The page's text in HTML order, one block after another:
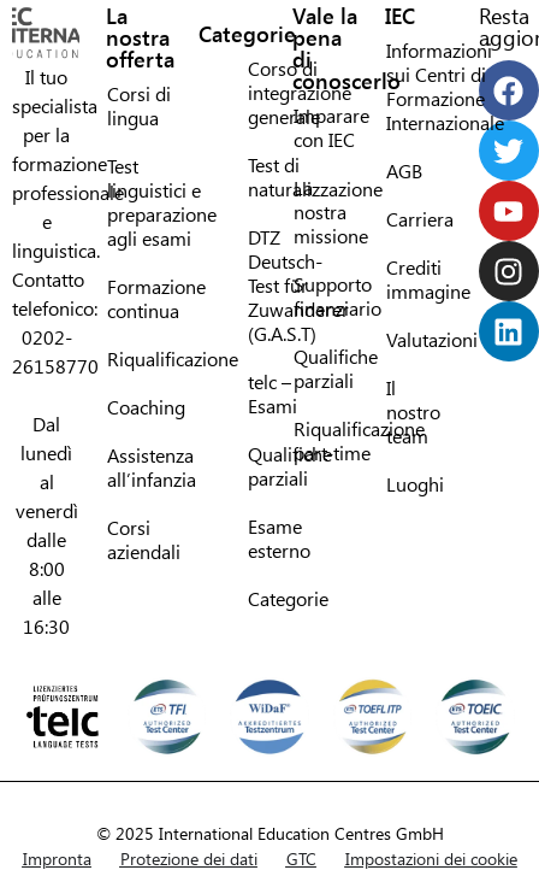
Il tuo
specialista
per la
formazione
professionale
e
linguistica.
Contatto
telefonico:
0202-
26158770
Dal
lunedì
al
venerdì
dalle
8:00
alle
16:30
La
nostra
offerta
Corsi di
lingua
Test
linguistici e
preparazione
agli esami
Formazione
continua
Riqualificazione
Coaching
Assistenza
all’infanzia
Corsi
aziendali
Categorie
Corso di
integrazione
generale
Test di
naturalizzazione
DTZ
Deutsch-
Test für
Zuwanderer
(G.A.S.T)
telc –
Esami
Qualifiche
parziali
Esame
esterno
Categorie
Vale la
pena
di
conoscerlo
Imparare
con IEC
La
nostra
missione
Supporto
finanziario
Qualifiche
parziali
Riqualificazione
part-time
IEC
Informazioni
sui Centri di
Formazione
Internazionale
AGB
Carriera
Crediti
immagine
Valutazioni
Il
nostro
team
Luoghi
Resta
© 2025 International Education Centres GmbH
Impronta
Protezione dei dati GTC Impostazioni dei cookie